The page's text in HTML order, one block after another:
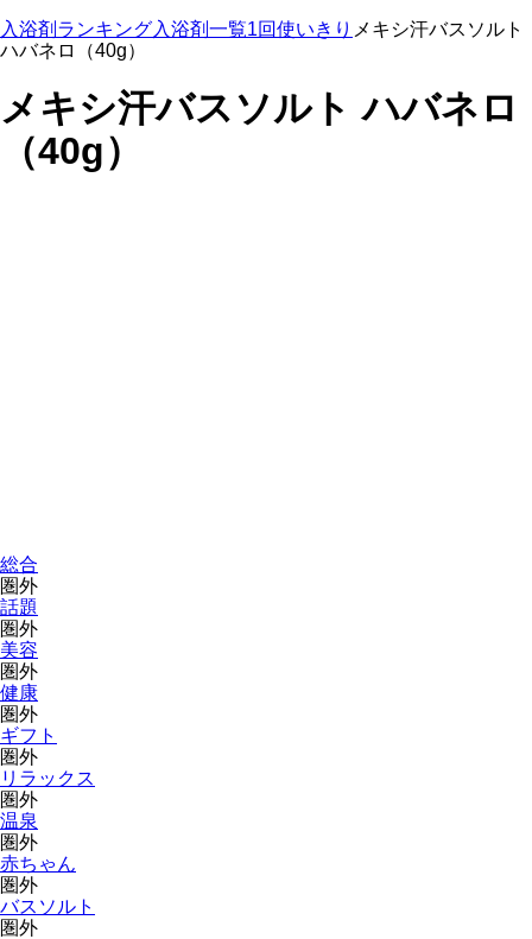
入浴剤ランキング入浴剤一覧1回使いきり メキシ汗バスソルト
ハバネロ（40g）
メキシ汗バスソルト ハバネロ
（40g）
総合
圏外
話題
圏外
美容
圏外
健康
圏外
ギフト
圏外
リラックス
圏外
温泉
圏外
赤ちゃん
圏外
バスソルト
圏外